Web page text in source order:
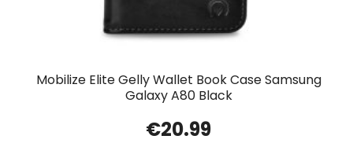
Mobilize Elite Gelly Wallet Book Case Samsung
Galaxy A80 Black
€20.99